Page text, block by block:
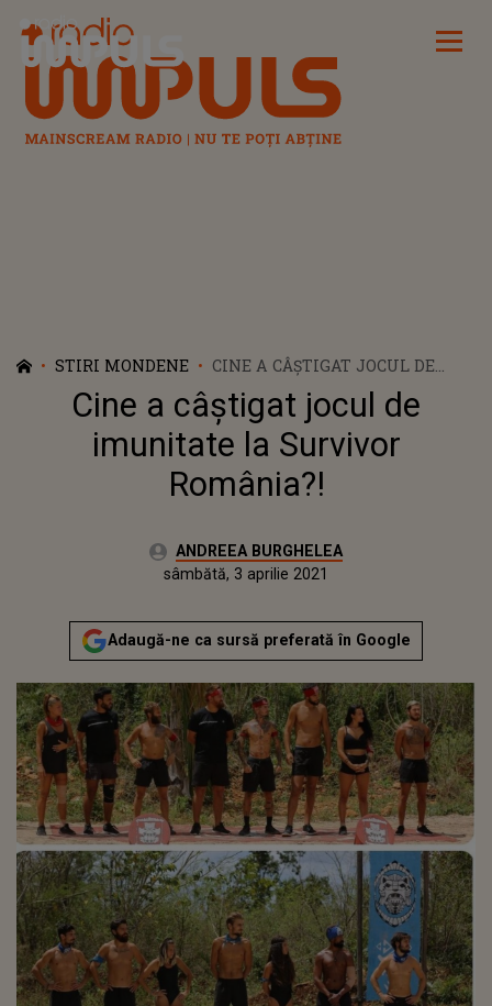
Radio Impuls
STIRI MONDENE
CINE A CÂȘTIGAT JOCUL DE
IMUNITATE LA SURVIVOR
ROMÂNIA?!
Cine a câștigat jocul de
imunitate la Survivor
România?!
Autor:ANDREEA BURGHELEA
sâmbătă, 3 aprilie 2021Actualizat:
sâmbătă, 3 aprilie 2021
Adaugă-ne ca sursă preferată în Google